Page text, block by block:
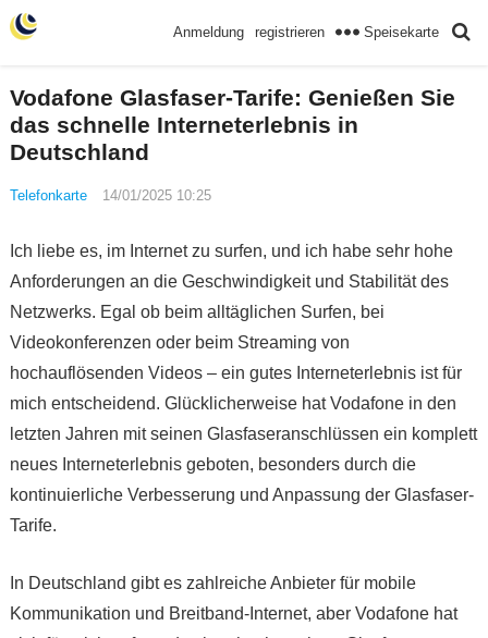
Anmeldung registrieren Speisekarte
Vodafone Glasfaser-Tarife: Genießen Sie
das schnelle Interneterlebnis in
Deutschland
Telefonkarte 14/01/2025 10:25
Ich liebe es, im Internet zu surfen, und ich habe sehr hohe
Anforderungen an die Geschwindigkeit und Stabilität des
Netzwerks. Egal ob beim alltäglichen Surfen, bei
Videokonferenzen oder beim Streaming von
hochauflösenden Videos – ein gutes Interneterlebnis ist für
mich entscheidend. Glücklicherweise hat Vodafone in den
letzten Jahren mit seinen Glasfaseranschlüssen ein komplett
neues Interneterlebnis geboten, besonders durch die
kontinuierliche Verbesserung und Anpassung der Glasfaser-
Tarife.
In Deutschland gibt es zahlreiche Anbieter für mobile
Kommunikation und Breitband-Internet, aber Vodafone hat